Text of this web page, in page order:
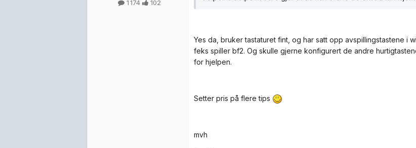
1 174 102
Yes da, bruker tastaturet fint, og har satt opp avspillingstastene i
feks spiller bf2. Og skulle gjerne konfigurert de andre
for hjelpen.
Setter pris på flere tips
mvh